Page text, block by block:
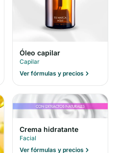
Óleo capilar
Capilar
Ver fórmulas y precios
Crema hidratante
Facial
Ver fórmulas y precios